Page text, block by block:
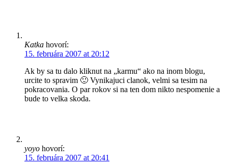
Katka hovorí:
15. februára 2007 at 20:12
Ak by sa tu dalo kliknut na „karmu“ ako na inom blogu,
urcite to spravim 🙂 Vynikajuci clanok, velmi sa tesim na
pokracovania. O par rokov si na ten dom nikto nespomenie a
bude to velka skoda.
yoyo hovorí:
15. februára 2007 at 20:41